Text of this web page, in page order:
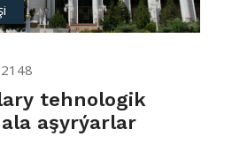
2148
tehnologik
aşyrýarlar